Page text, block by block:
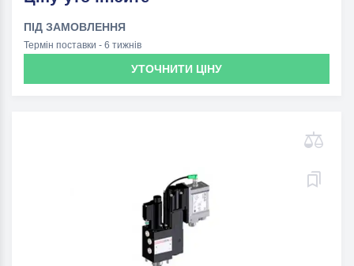
ПІД ЗАМОВЛЕННЯ
Термін поставки - 6 тижнів
УТОЧНИТИ ЦІНУ